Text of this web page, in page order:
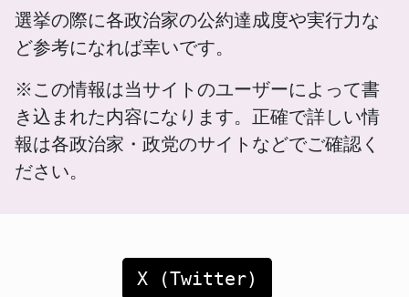
選挙の際に各政治家の公約達成度や実行力な
ど参考になれば幸いです。
※この情報は当サイトのユーザーによって書
き込まれた内容になります。正確で詳しい情
報は各政治家・政党のサイトなどでご確認く
ださい。
X (Twitter)